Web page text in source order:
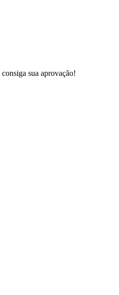
sua aprovação!